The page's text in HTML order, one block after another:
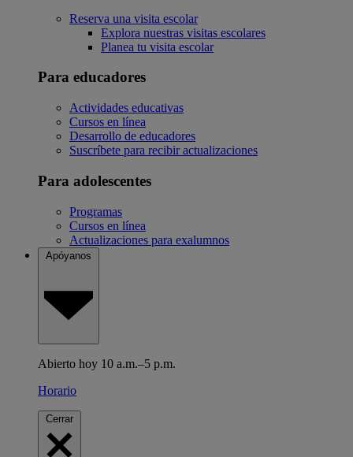
Reserva una visita escolar
Explora nuestras visitas escolares
Planea tu visita escolar
Para educadores
Actividades educativas
Cursos en línea
Desarrollo de educadores
Suscríbete para recibir actualizaciones
Para adolescentes
Programas
Cursos en línea
Actualizaciones para exalumnos
Apóyanos
Abierto hoy 10 a.m.–5 p.m.
Horario
Cerrar